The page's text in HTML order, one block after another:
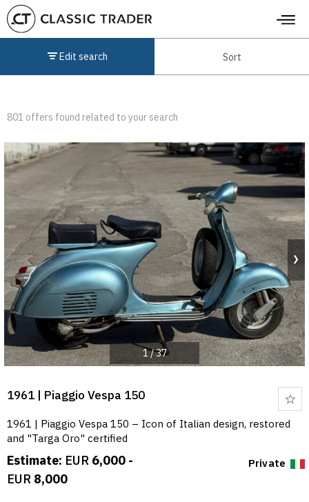
Edit search Sort
801 offers found related to your search
1/37
1961 | Piaggio Vespa 150
1961 | Piaggio Vespa 150 – Icon of Italian design, restored
and "Targa Oro" certified
Estimate: EUR 6,000 -
EUR 8,000
Private